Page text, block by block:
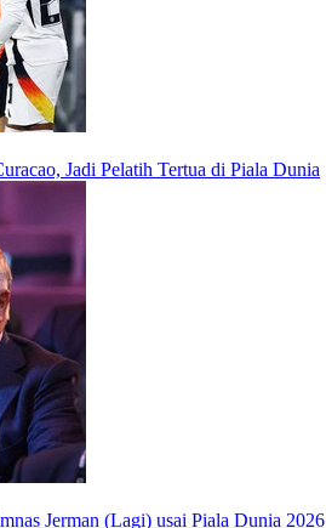
Jadi Pelatih Tertua di Piala Dunia
Jerman (Lagi) usai Piala Dunia 2026